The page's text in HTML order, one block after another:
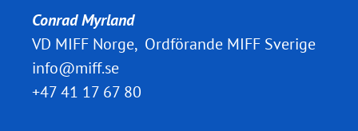
Conrad Myrland
VD MIFF Norge, Ordförande MIFF Sverige
info@miff.se
+47 41 17 67 80